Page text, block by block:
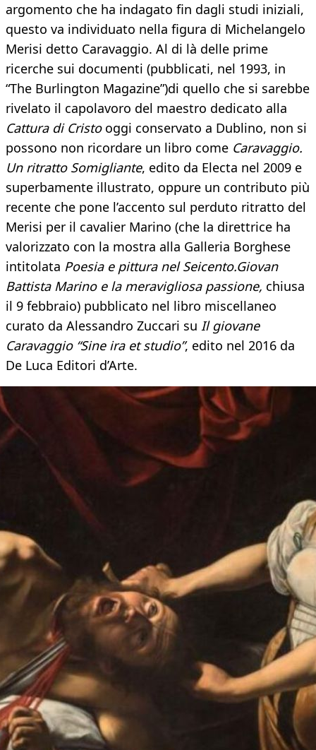
argomento che ha indagato fin dagli studi iniziali,
questo va individuato nella figura di Michelangelo
Merisi detto Caravaggio. Al di là delle prime
ricerche sui documenti (pubblicati, nel 1993, in
“The Burlington Magazine”)di quello che si sarebbe
rivelato il capolavoro del maestro dedicato alla
Cattura di Cristo oggi conservato a Dublino, non si
possono non ricordare un libro come Caravaggio.
Un ritratto Somigliante, edito da Electa nel 2009 e
superbamente illustrato, oppure un contributo più
recente che pone l’accento sul perduto ritratto del
Merisi per il cavalier Marino (che la direttrice ha
valorizzato con la mostra alla Galleria Borghese
intitolata Poesia e pittura nel Seicento.Giovan
Battista Marino e la meravigliosa passione, chiusa
il 9 febbraio) pubblicato nel libro miscellaneo
curato da Alessandro Zuccari su Il giovane
Caravaggio “Sine ira et studio”, edito nel 2016 da
De Luca Editori d’Arte.